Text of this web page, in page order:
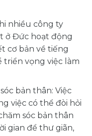
nhiều công ty
ở Đức hoạt động
cơ bản về tiếng
vọng việc làm
bản thân: Việc
việc có thể đòi hỏi
sóc bản thân
gian để thư giãn,